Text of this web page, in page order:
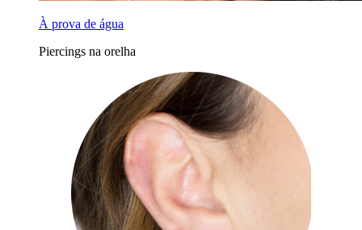
À prova de água
Piercings na orelha